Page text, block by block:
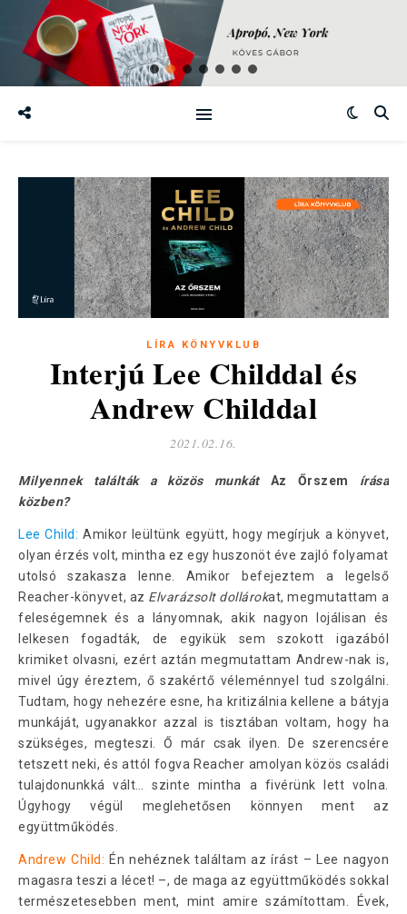
LÍRA KÖNYVKLUB
Interjú Lee Childdal és
Andrew Childdal
2021.02.16.
Milyennek találták a közös munkát Az Őrszem írása
közben?
Lee Child: Amikor leültünk együtt, hogy megírjuk a könyvet,
olyan érzés volt, mintha ez egy huszonöt éve zajló folyamat
utolsó szakasza lenne. Amikor befejeztem a legelső
Reacher-könyvet, az Elvarázsolt dollárokat, megmutattam a
feleségemnek és a lányomnak, akik nagyon lojálisan és
lelkesen fogadták, de egyikük sem szokott igazából
krimiket olvasni, ezért aztán megmutattam Andrew-nak is,
mivel úgy éreztem, ő szakértő véleménnyel tud szolgálni.
Tudtam, hogy nehezére esne, ha kritizálnia kellene a bátyja
munkáját, ugyanakkor azzal is tisztában voltam, hogy ha
szükséges, megteszi. Ő már csak ilyen. De szerencsére
tetszett neki, és attól fogva Reacher amolyan közös családi
tulajdonunkká vált… szinte mintha a fivérünk lett volna.
Úgyhogy végül meglehetősen könnyen ment az
együttműködés.
Andrew Child: Én nehéznek találtam az írást – Lee nagyon
magasra teszi a lécet! –, de maga az együttműködés sokkal
természetesebben ment, mint amire számítottam. Évek,